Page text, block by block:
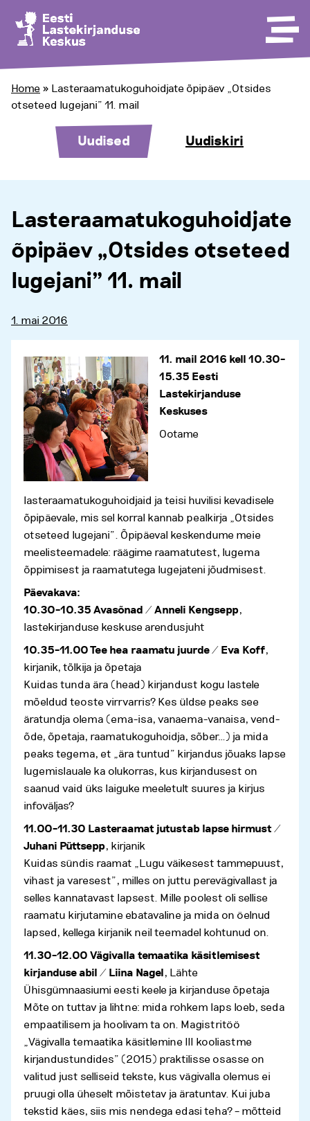
Home » Lasteraamatukoguhoidjate õpipäev „Otsides
otseteed lugejani” 11. mail
Uudised Uudiskiri
Lasteraamatukoguhoidjate
õpipäev „Otsides otseteed
lugejani” 11. mail
1. mai 2016
11. mail 2016 kell 10.30–
15.35 Eesti
Lastekirjanduse
Keskuses
Ootame
lasteraamatukoguhoidjaid ja teisi huvilisi kevadisele
õpipäevale, mis sel korral kannab pealkirja „Otsides
otseteed lugejani”. Õpipäeval keskendume meie
meelisteemadele: räägime raamatutest, lugema
õppimisest ja raamatutega lugejateni jõudmisest.
Päevakava:
10.30–10.35 Avasõnad / Anneli Kengsepp,
lastekirjanduse keskuse arendusjuht
10.35–11.00 Tee hea raamatu juurde / Eva Koff,
kirjanik, tõlkija ja õpetaja
Kuidas tunda ära (head) kirjandust kogu lastele
mõeldud teoste virrvarris? Kes üldse peaks see
äratundja olema (ema-isa, vanaema-vanaisa, vend-
õde, õpetaja, raamatukoguhoidja, sõber…) ja mida
peaks tegema, et „ära tuntud” kirjandus jõuaks lapse
lugemislauale ka olukorras, kus kirjandusest on
saanud vaid üks laiguke meeletult suures ja kirjus
infoväljas?
11.00–11.30 Lasteraamat jutustab lapse hirmust /
Juhani Püttsepp, kirjanik
Kuidas sündis raamat „Lugu väikesest tammepuust,
vihast ja varesest”, milles on juttu perevägivallast ja
selles kannatavast lapsest. Mille poolest oli sellise
raamatu kirjutamine ebatavaline ja mida on öelnud
lapsed, kellega kirjanik neil teemadel kohtunud on.
11.30–12.00 Vägivalla temaatika käsitlemisest
kirjanduse abil / Liina Nagel, Lähte
Ühisgümnaasiumi eesti keele ja kirjanduse õpetaja
Mõte on tuttav ja lihtne: mida rohkem laps loeb, seda
empaatilisem ja hoolivam ta on. Magistritöö
„Vägivalla temaatika käsitlemine III kooliastme
kirjandustundides” (2015) praktilisse osasse on
valitud just selliseid tekste, kus vägivalla olemus ei
pruugi olla üheselt mõistetav ja äratuntav. Kui juba
tekstid käes, siis mis nendega edasi teha? – mõtteid